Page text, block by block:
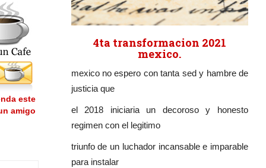
este
amigo
4ta transformacion 2021
mexico.
mexico no espero con tanta sed y hambre de
justicia que
el 2018 iniciaria un decoroso y honesto
regimen con el legitimo
triunfo de un luchador incansable e imparable
para instalar